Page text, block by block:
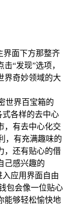
界面下方那整齐
“发现”选项，
界奇妙领域的大
世界百宝箱的
各样的去中心
，有去中心化交
，有充满趣味的
，还有贴心的借
己感兴趣的
应用界面自由
包会像一位贴心
能够轻松愉快地